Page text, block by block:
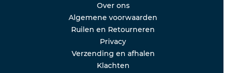
Over ons
Algemene voorwaarden
Ruilen en Retourneren
Privacy
Verzending en afhalen
Klachten